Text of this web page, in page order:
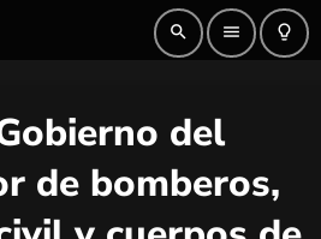
search menu lightbulb_outline
del
de bomberos,